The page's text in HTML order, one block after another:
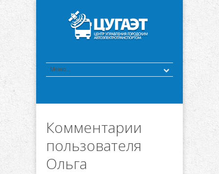
Комментарии
пользователя
Ольга